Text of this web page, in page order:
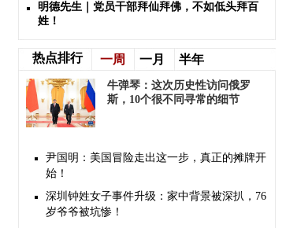
明德先生｜党员干部拜仙拜佛，不如低头拜百
姓！
热点排行 一周 一月 半年
牛弹琴：这次历史性访问俄罗
斯，10个很不同寻常的细节
尹国明：美国冒险走出这一步，真正的摊牌开
始！
深圳钟姓女子事件升级：家中背景被深扒，76
岁爷爷被坑惨！